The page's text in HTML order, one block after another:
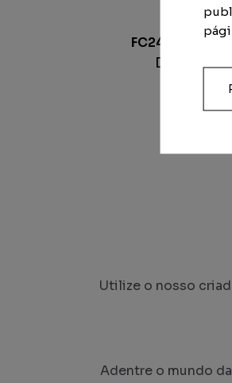
FC24 Football
Desde
Utilize o nosso
Adentre o mundo